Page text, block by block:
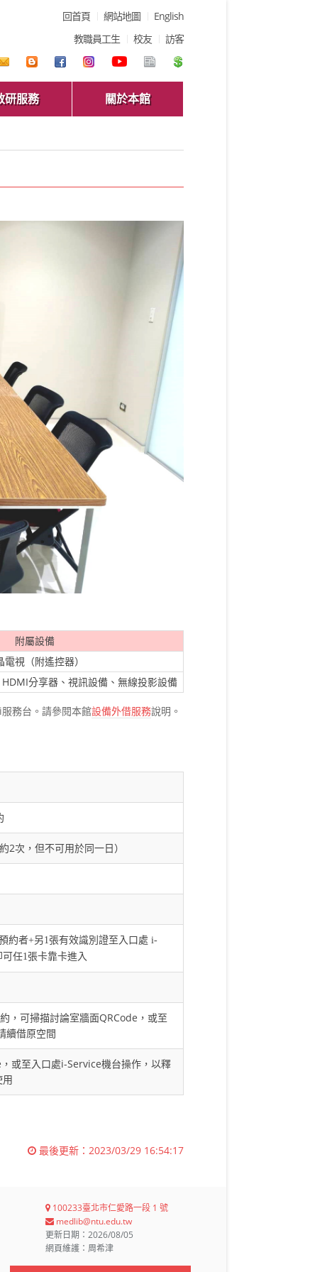
回首頁 網站地圖
English
教職員工生
校友 訪客
研服務 關於本館
附屬設備
電視（附遙控器）
分享器、視訊設備、無線投影設備
務台。請參閱本館設備外借服務說明。
2次，但不可用於同一日）
約者+另1張有效識別證至入口處 i-
任1張卡靠卡進入
，可掃描討論室牆面QRCode，或至
續借原空間
或至入口處i-Service機台操作，以釋
用
最後更新： 2023/03/29 16:54:17
100233臺北市仁愛路一段 1 號
medlib@ntu.edu.tw
更新日期：2026/08/05
網頁維護：周希津